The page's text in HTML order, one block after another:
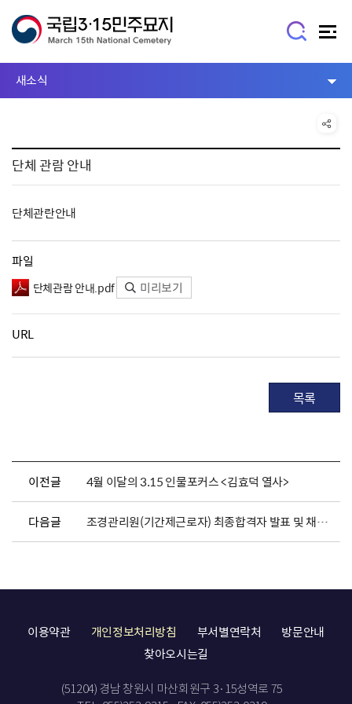
새소식
단체 관람 안내
단체관란안내
파일
단체관람 안내.pdf 미리보기
URL
목록
이전글 4월 이달의 3.15 인물포커스 <김효덕 열사>
다음글 조경관리원(기간제근로자) 최종합격자 발표 및 채용서류 제출 안내
이용약관 개인정보처리방침 부서별연락처
방문안내
찾아오시는길
(51204) 경남 창원시 마산회원구 3·15성역로 75